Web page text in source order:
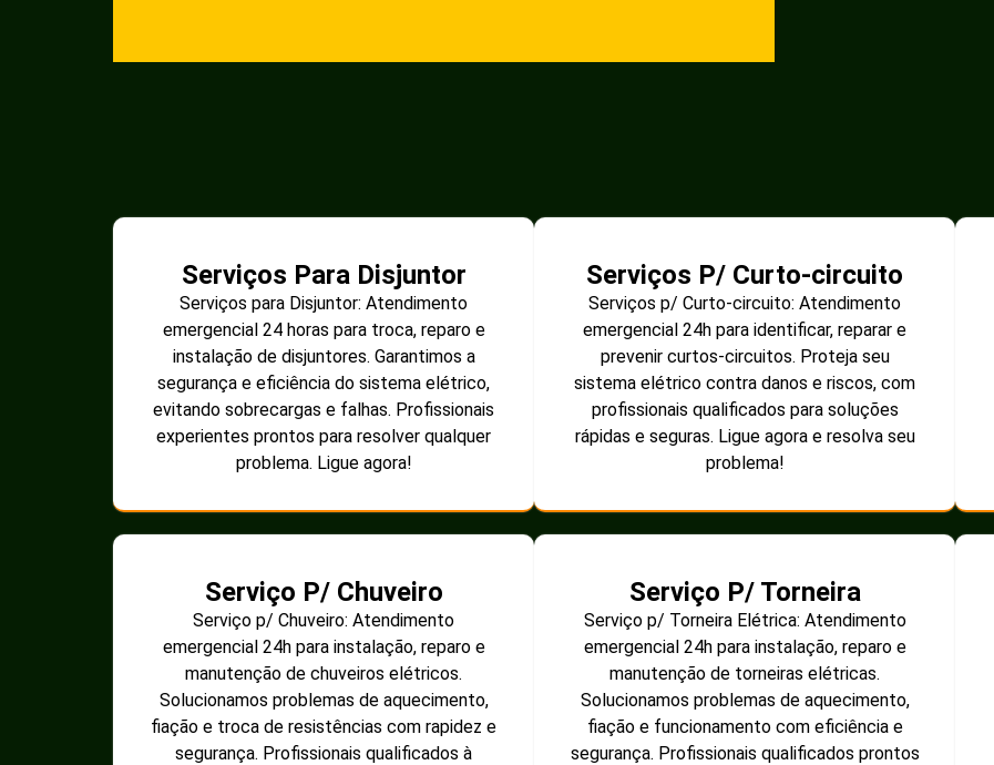
Serviços Para Disjuntor
Serviços para Disjuntor: Atendimento
emergencial 24 horas para troca, reparo e
instalação de disjuntores. Garantimos a
segurança e eficiência do sistema elétrico,
evitando sobrecargas e falhas. Profissionais
experientes prontos para resolver qualquer
problema. Ligue agora!
Serviços P/ Curto-circuito
Serviços p/ Curto-circuito: Atendimento
emergencial 24h para identificar, reparar e
prevenir curtos-circuitos. Proteja seu
sistema elétrico contra danos e riscos, com
profissionais qualificados para soluções
rápidas e seguras. Ligue agora e resolva seu
problema!
Serviço P/ Chuveiro
Serviço p/ Chuveiro: Atendimento
emergencial 24h para instalação, reparo e
manutenção de chuveiros elétricos.
Solucionamos problemas de aquecimento,
fiação e troca de resistências com rapidez e
segurança. Profissionais qualificados à
Serviço P/ Torneira
Serviço p/ Torneira Elétrica: Atendimento
emergencial 24h para instalação, reparo e
manutenção de torneiras elétricas.
Solucionamos problemas de aquecimento,
fiação e funcionamento com eficiência e
segurança. Profissionais qualificados prontos